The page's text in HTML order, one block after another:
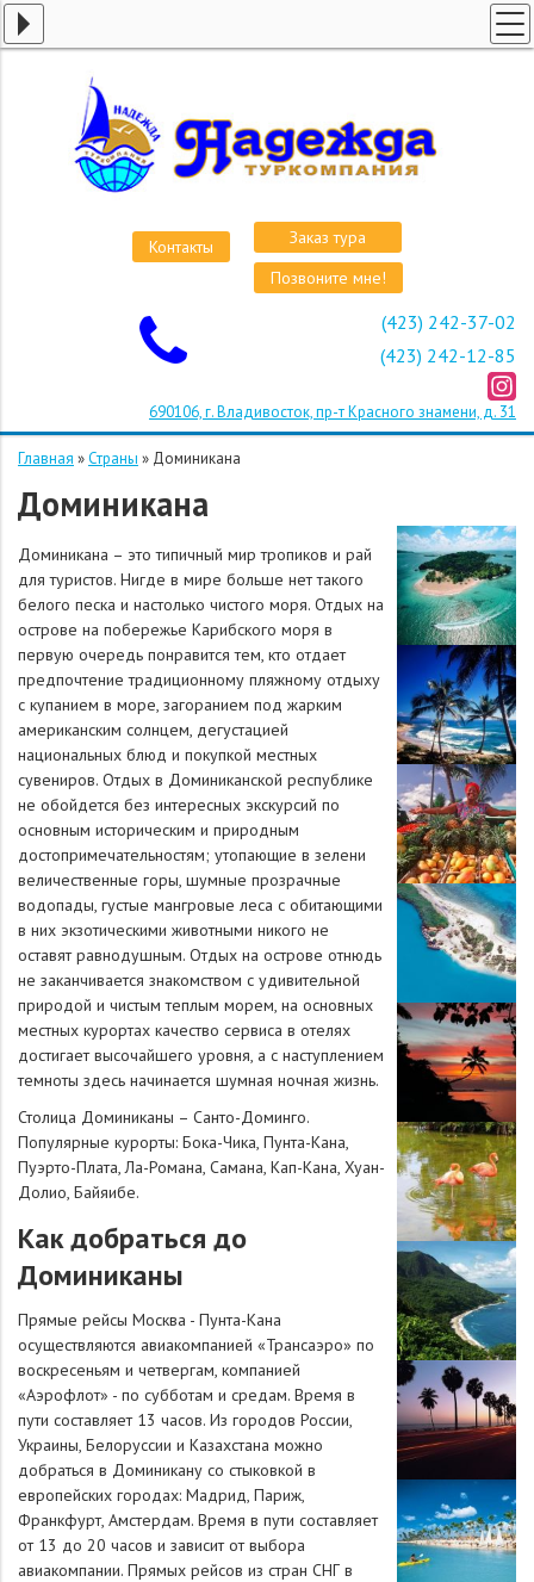
Контакты
Заказ тура
Позвоните мне!
(423) 242-37-02
(423) 242-12-85
690106, г. Владивосток, пр-т Красного знамени, д. 31
ВИЗЫ
АВИАБИЛЕТЫ
ОТЕЛИ
Главная »Страны » Доминикана
Доминикана
Доминикана – это типичный мир тропиков и рай
для туристов. Нигде в мире больше нет такого
белого песка и настолько чистого моря. Отдых на
острове на побережье Карибского моря в
первую очередь понравится тем, кто отдает
предпочтение традиционному пляжному отдыху
с купанием в море, загоранием под жарким
американским солнцем, дегустацией
национальных блюд и покупкой местных
сувениров. Отдых в Доминиканской республике
не обойдется без интересных экскурсий по
основным историческим и природным
достопримечательностям; утопающие в зелени
величественные горы, шумные прозрачные
водопады, густые мангровые леса с обитающими
в них экзотическими животными никого не
оставят равнодушным. Отдых на острове отнюдь
не заканчивается знакомством с удивительной
природой и чистым теплым морем, на основных
местных курортах качество сервиса в отелях
достигает высочайшего уровня, а с наступлением
темноты здесь начинается шумная ночная жизнь.
Столица Доминиканы – Санто-Доминго.
Популярные курорты: Бока-Чика, Пунта-Кана,
Пуэрто-Плата, Ла-Романа, Самана, Кап-Кана, Хуан-
Долио, Байяибе.
Как добраться до
Доминиканы
Прямые рейсы Москва - Пунта-Кана
осуществляются авиакомпанией «Трансаэро» по
воскресеньям и четвергам, компанией
«Аэрофлот» - по субботам и средам. Время в
пути составляет 13 часов. Из городов России,
Украины, Белоруссии и Казахстана можно
добраться в Доминикану со стыковкой в
европейских городах: Мадрид, Париж,
Франкфурт, Амстердам. Время в пути составляет
от 13 до 20 часов и зависит от выбора
авиакомпании. Прямых рейсов из стран СНГ в